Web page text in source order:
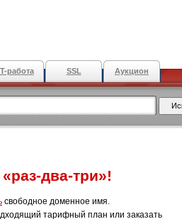
работа SSL Аукцион
«раз-два-три»!
свободное доменное имя.
тарифный план или заказать